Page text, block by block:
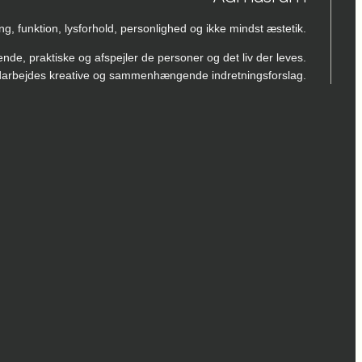
funktion, lysforhold, personlighed og ikke mindst æstetik.
praktiske og afspejler de personer og det liv der leves.
kreative og sammenhængende indretningsforslag.